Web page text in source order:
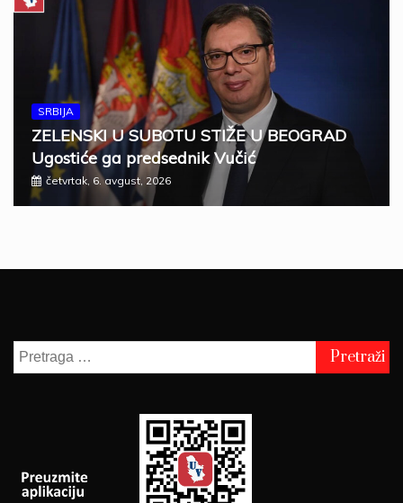
SRBIJA
ZELENSKI U SUBOTU STIŽE U BEOGRAD
Ugostiće ga predsednik Vučić
četvrtak, 6. avgust, 2026
Pretraga
za: